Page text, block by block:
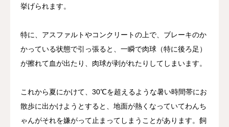
挙げられます。
特に、アスファルトやコンクリートの上で、ブレーキのか
かっている状態で引っ張ると、一瞬で肉球（特に後ろ足）
が擦れて血が出たり、肉球が剥がれたりしてしまいます。
これから夏にかけて、30℃を超えるような暑い時間帯にお
散歩に出かけようとすると、地面が熱くなっていてわんち
ゃんがそれを嫌がって止まってしまうことがあります。飼